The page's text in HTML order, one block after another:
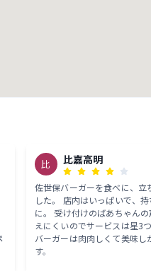
比 比嘉高明
佐世保バーガーを食べに、立
した。 店内はいっぱいで、
に。 受け付けのばあちゃん
えにくいのでサービスは星3
バーガーは肉肉しくて美味し
す。